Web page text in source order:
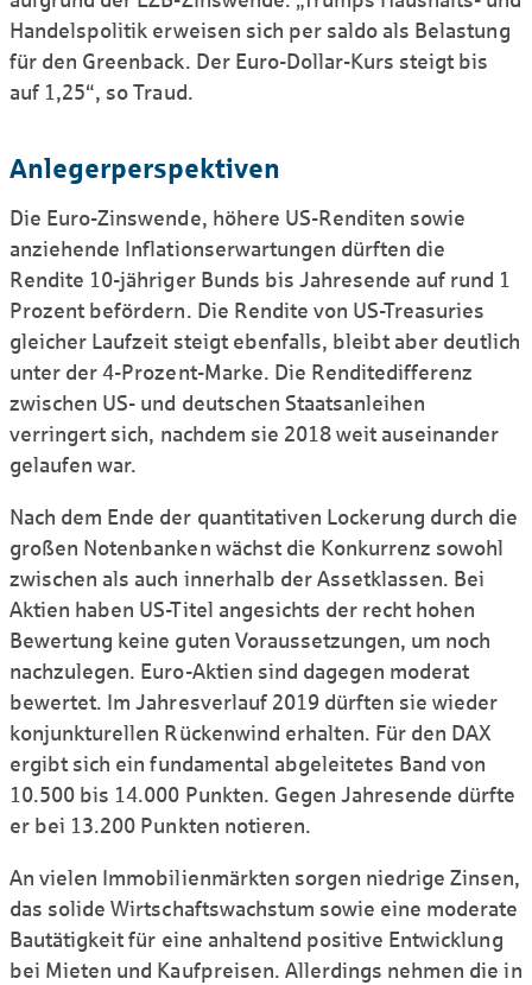
Handels­politik erweisen sich per saldo als Belastung
für den Green­back. Der Euro-Dollar-Kurs steigt bis
auf 1,25“, so Traud.
Anleger­per­spektiven
Die Euro-Zins­wende, höhere US-Renditen sowie
anziehende Inflations­er­wartungen dürften die
Rendite 10-jähriger Bunds bis Jahresende auf rund 1
Prozent befördern. Die Rendite von US-Treasuries
gleicher Laufzeit steigt ebenfalls, bleibt aber deutlich
unter der 4-Prozent-Marke. Die Rendite­differenz
zwischen US- und deutschen Staats­anleihen
verringert sich, nachdem sie 2018 weit auseinander
gelaufen war.
Nach dem Ende der quantitativen Lockerung durch die
großen Noten­banken wächst die Konkur­renz sowohl
zwischen als auch innerhalb der Asset­klassen. Bei
Aktien haben US-Titel angesichts der recht hohen
Bewertung keine guten Voraus­setzungen, um noch
nachzu­legen. Euro-Aktien sind dagegen moderat
bewertet. Im Jahresverlauf 2019 dürften sie wieder
kon­junk­turellen Rücken­wind erhalten. Für den DAX
ergibt sich ein funda­mental abgeleitetes Band von
10.500 bis 14.000 Punkten. Gegen Jahres­ende dürfte
er bei 13.200 Punkten notieren.
An vielen Immo­bilien­märkten sorgen niedrige Zinsen,
das solide Wirtschafts­wachstum sowie eine moderate
Bau­tätigkeit für eine anhaltend positive Ent­wicklung
bei Mieten und Kauf­preisen. Allerdings nehmen die in